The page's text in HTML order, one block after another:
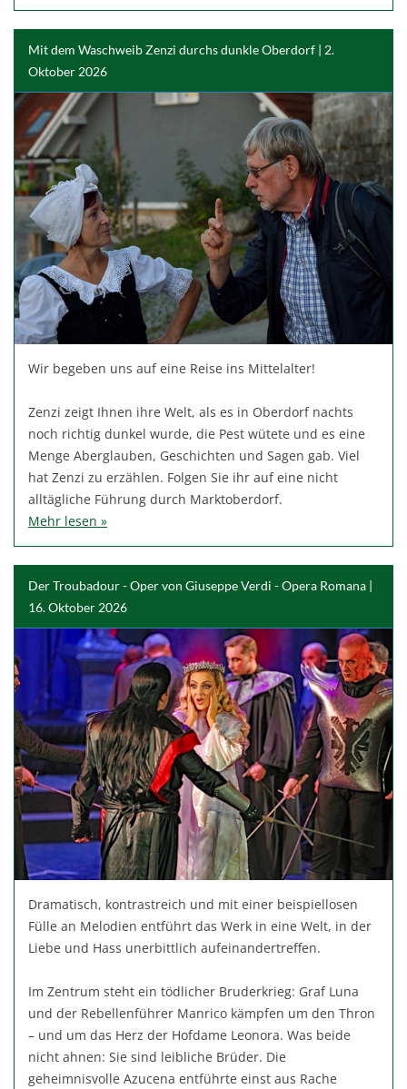
Mit dem Waschweib Zenzi durchs dunkle Oberdorf | 2.
Oktober 2026
Wir begeben uns auf eine Reise ins Mittelalter!
Zenzi zeigt Ihnen ihre Welt, als es in Oberdorf nachts
noch richtig dunkel wurde, die Pest wütete und es eine
Menge Aberglauben, Geschichten und Sagen gab. Viel
hat Zenzi zu erzählen. Folgen Sie ihr auf eine nicht
alltägliche Führung durch Marktoberdorf.
Mehr lesen »
Der Troubadour - Oper von Giuseppe Verdi - Opera Romana |
16. Oktober 2026
Dramatisch, kontrastreich und mit einer beispiellosen
Fülle an Melodien entführt das Werk in eine Welt, in der
Liebe und Hass unerbittlich aufeinandertreffen.
Im Zentrum steht ein tödlicher Bruderkrieg: Graf Luna
und der Rebellenführer Manrico kämpfen um den Thron
– und um das Herz der Hofdame Leonora. Was beide
nicht ahnen: Sie sind leibliche Brüder. Die
geheimnisvolle Azucena entführte einst aus Rache